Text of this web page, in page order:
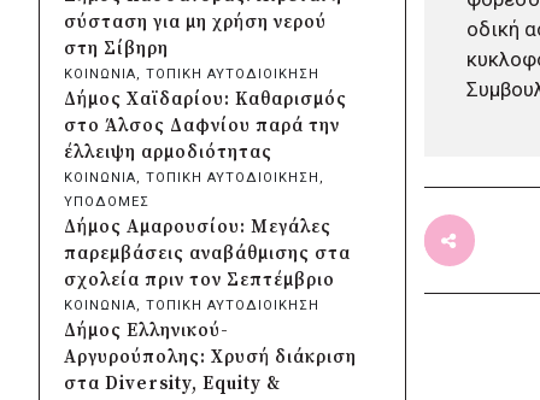
οδική
αντιστήριξης στην είσοδο του
Σκεπαρίου
Δήμος Καισαριανής: Καταδίκη
για την απόπειρα
μπλοκαρίσματος φιλικού
αγώνα στο «Μ.
Κρητικόπουλος»
πριν από 2 μέρες
Δήμος Πειραιά: Νέες
ασφαλτοστρώσεις σε Α΄ και Β΄
Δημοτική Κοινότητα με
πρόγραμμα 2 εκατ. ευρώ
πριν από 2 μέρες
Η Marko Marković Orkestar
σύσταση για μη χρήση νερού
στη Σίβηρη
ΚΟΙΝΩΝΙΑ, ΤΟΠΙΚΗ ΑΥΤΟΔΙΟΙΚΗΣΗ
Δήμος Χαϊδαρίου: Καθαρισμός
στο Άλσος Δαφνίου παρά την
έλλειψη αρμοδιότητας
ΚΟΙΝΩΝΙΑ, ΤΟΠΙΚΗ ΑΥΤΟΔΙΟΙΚΗΣΗ
ΥΠΟΔΟΜΕΣ
Δήμος Αμαρουσίου: Μεγάλες
παρεμβάσεις αναβάθμισης στα
σχολεία πριν τον Σεπτέμβριο
ΚΟΙΝΩΝΙΑ, ΤΟΠΙΚΗ ΑΥΤΟΔΙΟΙΚΗΣΗ
Δήμος Ελληνικού-
Αργυρούπολης: Χρυσή διάκριση
στα Diversity, Equity &